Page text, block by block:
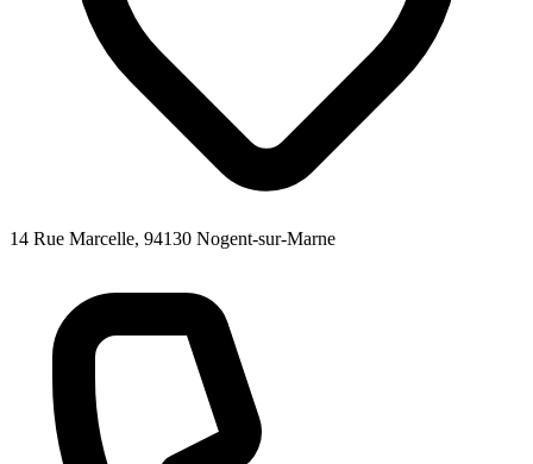
14 Rue Marcelle, 94130 Nogent-sur-Marne